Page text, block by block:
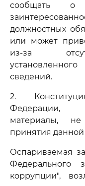
сообщать о
должностных
или может
из-за
сведений.
2.
Федерации,
материалы,
принятия
Оспариваемая
Федерального
коррупции",